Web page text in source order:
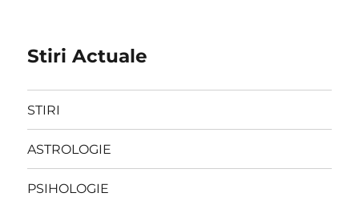
Stiri Actuale
STIRI
ASTROLOGIE
PSIHOLOGIE